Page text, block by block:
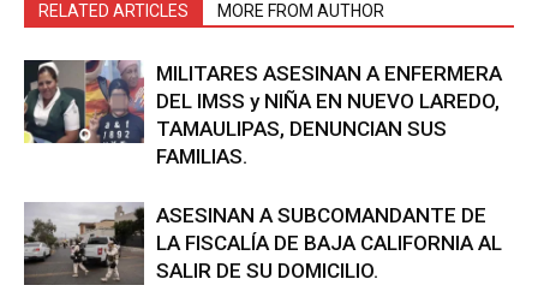
RELATED ARTICLES MORE FROM AUTHOR
MILITARES ASESINAN A ENFERMERA
DEL IMSS y NIÑA EN NUEVO LAREDO,
TAMAULIPAS, DENUNCIAN SUS
FAMILIAS.
ASESINAN A SUBCOMANDANTE DE
LA FISCALÍA DE BAJA CALIFORNIA AL
SALIR DE SU DOMICILIO.